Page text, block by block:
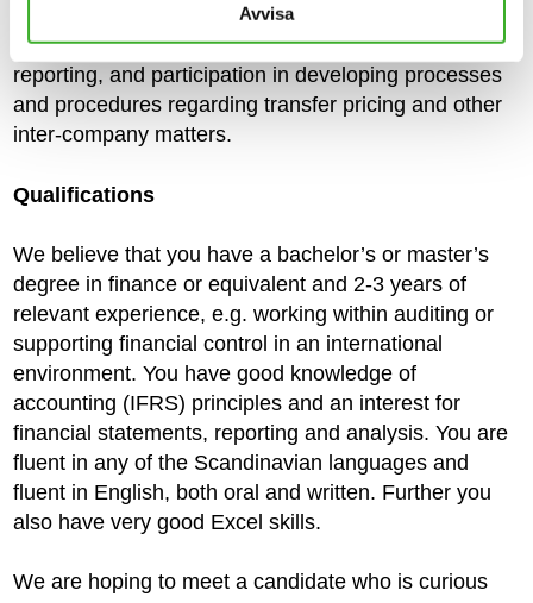
Avvisa
most aspects of the finance department. Example of
other tasks that you will be supporting in is the ESG
reporting, and participation in developing processes
and procedures regarding transfer pricing and other
inter-company matters.
Qualifications
We believe that you have a bachelor’s or master’s
degree in finance or equivalent and 2-3 years of
relevant experience, e.g. working within auditing or
supporting financial control in an international
environment. You have good knowledge of
accounting (IFRS) principles and an interest for
financial statements, reporting and analysis. You are
fluent in any of the Scandinavian languages and
fluent in English, both oral and written. Further you
also have very good Excel skills.
We are hoping to meet a candidate who is curious